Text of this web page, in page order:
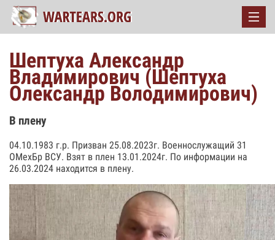
Шептуха Александр
Владимирович (Шептуха
Олександр Володимирович)
В плену
04.10.1983 г.р. Призван 25.08.2023г. Военнослужащий 31
ОМехБр ВСУ. Взят в плен 13.01.2024г. По информации на
26.03.2024 находится в плену.